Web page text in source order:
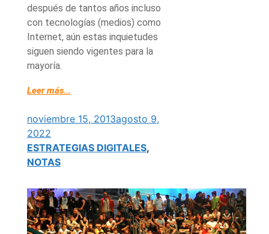
después de tantos años incluso
con tecnologías (medios) como
Internet, aún estas inquietudes
siguen siendo vigentes para la
mayoría.
Leer más...
noviembre 15, 2013agosto 9,
2022
ESTRATEGIAS DIGITALES,
NOTAS